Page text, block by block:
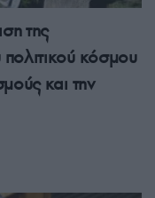
της
κόσμου
και την